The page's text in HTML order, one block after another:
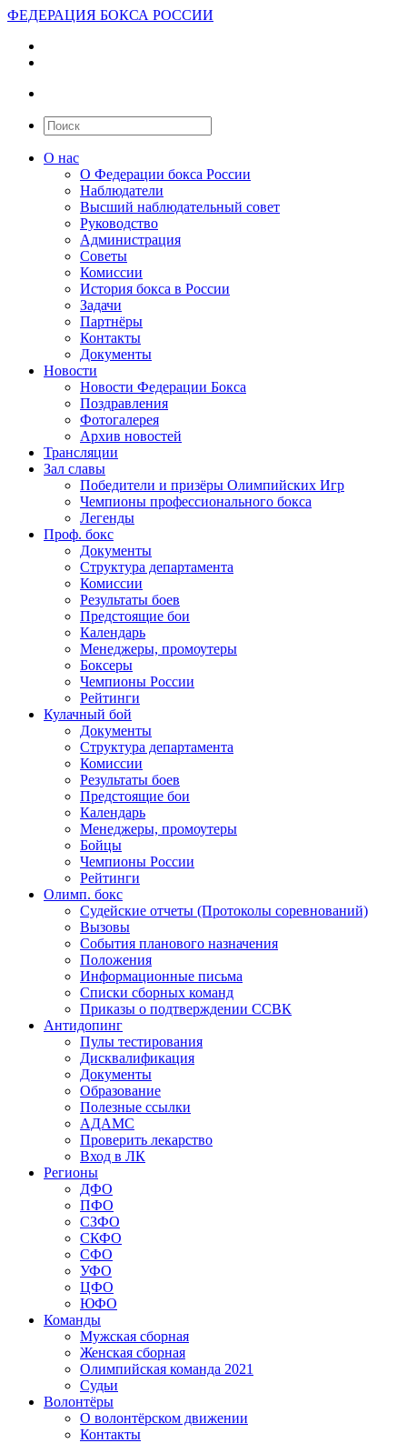
ФЕДЕРАЦИЯ БОКСА РОССИИ
О нас
О Федерации бокса России
Наблюдатели
Высший наблюдательный совет
Руководство
Администрация
Советы
Комиссии
История бокса в России
Задачи
Партнёры
Контакты
Документы
Новости
Новости Федерации Бокса
Поздравления
Фотогалерея
Архив новостей
Трансляции
Зал славы
Победители и призёры Олимпийских Игр
Чемпионы профессионального бокса
Легенды
Проф. бокс
Документы
Структура департамента
Комиссии
Результаты боев
Предстоящие бои
Календарь
Менеджеры, промоутеры
Боксеры
Чемпионы России
Рейтинги
Кулачный бой
Документы
Структура департамента
Комиссии
Результаты боев
Предстоящие бои
Календарь
Менеджеры, промоутеры
Бойцы
Чемпионы России
Рейтинги
Олимп. бокс
Судейские отчеты (Протоколы соревнований)
Вызовы
События планового назначения
Положения
Информационные письма
Списки сборных команд
Приказы о подтверждении ССВК
Антидопинг
Пулы тестирования
Дисквалификация
Документы
Образование
Полезные ссылки
АДАМС
Проверить лекарство
Вход в ЛК
Регионы
ДФО
ПФО
СЗФО
СКФО
СФО
УФО
ЦФО
ЮФО
Команды
Мужская сборная
Женская сборная
Олимпийская команда 2021
Судьи
Волонтёры
О волонтёрском движении
Контакты